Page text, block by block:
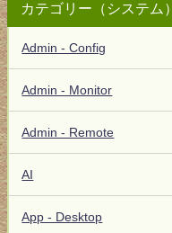
カテゴリー（システム）
Admin - Config
Admin - Monitor
Admin - Remote
AI
App - Desktop